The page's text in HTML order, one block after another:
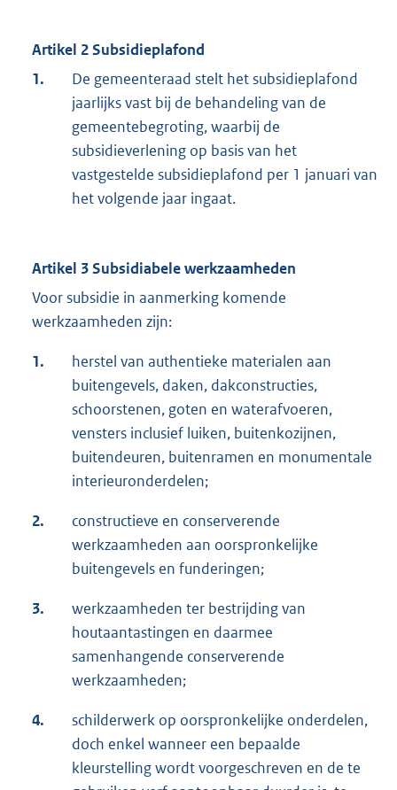
Artikel 2 Subsidieplafond
1.
De gemeenteraad stelt het subsidieplafond
jaarlijks vast bij de behandeling van de
gemeentebegroting, waarbij de
subsidieverlening op basis van het
vastgestelde subsidieplafond per 1 januari van
het volgende jaar ingaat.
Artikel 3 Subsidiabele werkzaamheden
Voor subsidie in aanmerking komende
werkzaamheden zijn:
1.
herstel van authentieke materialen aan
buitengevels, daken, dakconstructies,
schoorstenen, goten en waterafvoeren,
vensters inclusief luiken, buitenkozijnen,
buitendeuren, buitenramen en monumentale
interieuronderdelen;
2.
constructieve en conserverende
werkzaamheden aan oorspronkelijke
buitengevels en funderingen;
3.
werkzaamheden ter bestrijding van
houtaantastingen en daarmee
samenhangende conserverende
werkzaamheden;
4.
schilderwerk op oorspronkelijke onderdelen,
doch enkel wanneer een bepaalde
kleurstelling wordt voorgeschreven en de te